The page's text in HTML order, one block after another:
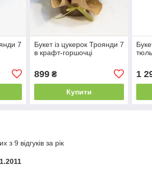
7
Букет із цукерок Троянди 7
в крафт-горшочці
899₴
Купити
1
з 9 відгуків за рік